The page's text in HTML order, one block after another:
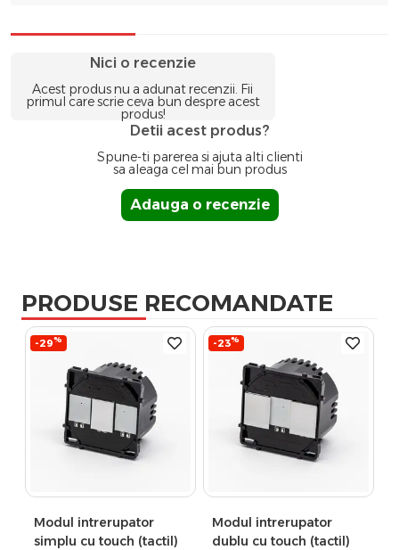
Nici o recenzie
Acest produs nu a adunat recenzii. Fii
primul care scrie ceva bun despre acest
produs!
Detii acest produs?
Spune-ti parerea si ajuta alti clienti
sa aleaga cel mai bun produs
Adauga o recenzie
PRODUSE RECOMANDATE
-29%
Modul intrerupator
simplu cu touch (tactil)
-23%
Modul intrerupator
dublu cu touch (tactil)